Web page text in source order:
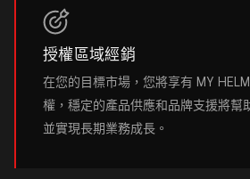
授權區域經銷
在您的目標市場，您將享有 MY
權，穩定的產品供應和品牌支援將幫
並實現長期業務成長。